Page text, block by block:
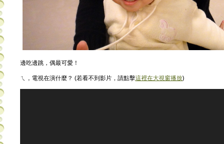
邊吃邊跳，偶最可愛！
ㄟ，電視在演什麼？ (若看不到影片，請點擊這裡在大視窗播放)